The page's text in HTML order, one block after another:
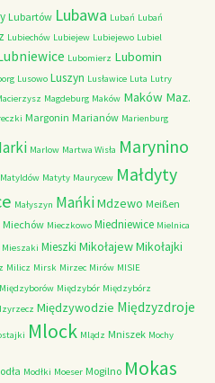
Lubartów Lubawa Lubań Lubań
Lubiechów Lubiejew Lubiejewo Lubiel
Lubomierz Lubomin
Lusowo Luszyn Lusławice Luta Lutry
Magdeburg Maków Maków Maz.
Margonin Marianów Marienburg
Marlow Martwa Wisła Marynino
Matyldów Matyty Maurycew Małdyty
Małyszyn MańkiMdzewo Meißen
Miechów Mieczkowo Miedniewice Mielnica
Mieszaki Mieszki MikołajewMikołajki
Milicz Mirsk Mirzec Mirów MISIE
Międzyborów Międzybór Międzybórz
Międzywodzie Międzyzdroje
Mlock Mlądz Mniszek Mochy
Modłki Moeser Mogilno Mokas